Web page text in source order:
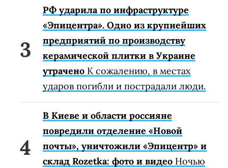
РФ ударила по инфраструктуре
«Эпицентра». Одно из крупнейших
предприятий по производству
керамической плитки в Украине
утрачено К сожалению, в местах
ударов погибли и пострадали люди.
В Киеве и области россияне
повредили отделение «Новой
почты», уничтожили «Эпицентр» и
склад Rozetka: фото и видео Ночью